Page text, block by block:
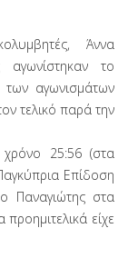
Άννα
αγωνίστηκαν το
αγωνισμάτων
τελικό παρά την
25:56 (στα
Επίδοση
Παναγιώτης στα
είχε